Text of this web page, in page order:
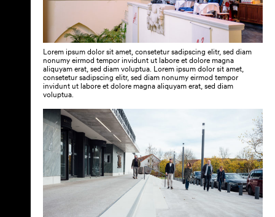
Lorem ipsum dolor sit amet, consetetur sadipscing elitr, sed diam
nonumy eirmod tempor invidunt ut labore et dolore magna
aliquyam erat, sed diam voluptua. Lorem ipsum dolor sit amet,
consetetur sadipscing elitr, sed diam nonumy eirmod tempor
invidunt ut labore et dolore magna aliquyam erat, sed diam
voluptua.